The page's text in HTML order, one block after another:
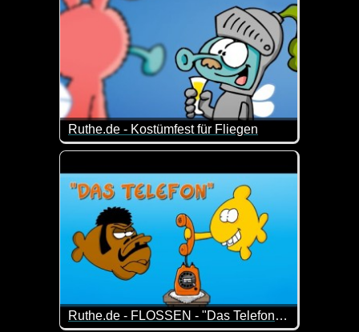
Ruthe.de - Kostümfest für Fliegen
Man muss kurz über die Pointe nachdenken :-)
Ruthe.de - FLOSSEN - "Das Telefon" (Folge 15)